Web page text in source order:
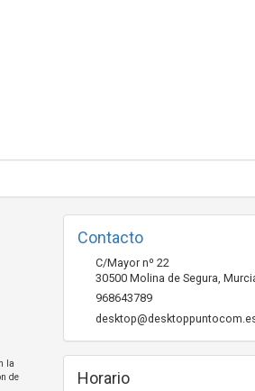
la
de
Contacto
C/Mayor nº 22
30500 Molina de Segura,
968643789
Horario